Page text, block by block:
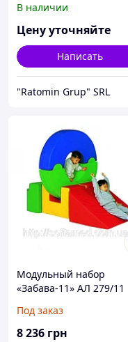
В наличии
Цену уточняйте
Написать
"Ratomin Grup" SRL
Модульный набор
«Забава-11» АЛ 279/11
Под заказ
8 236 грн